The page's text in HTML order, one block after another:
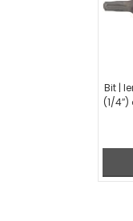
Bit |
(1/